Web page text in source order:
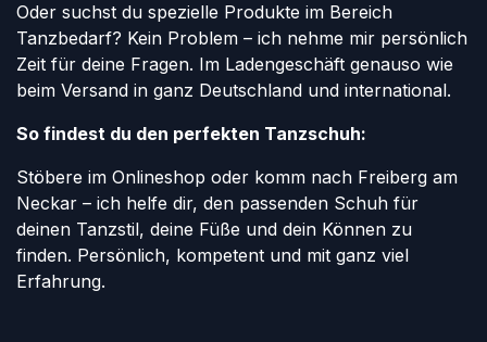
Oder suchst du spezielle Produkte im Bereich
Tanzbedarf? Kein Problem – ich nehme mir persönlich
Zeit für deine Fragen. Im Ladengeschäft genauso wie
beim Versand in ganz Deutschland und international.
So findest du den perfekten Tanzschuh:
Stöbere im Onlineshop oder komm nach Freiberg am
Neckar – ich helfe dir, den passenden Schuh für
deinen Tanzstil, deine Füße und dein Können zu
finden. Persönlich, kompetent und mit ganz viel
Erfahrung.